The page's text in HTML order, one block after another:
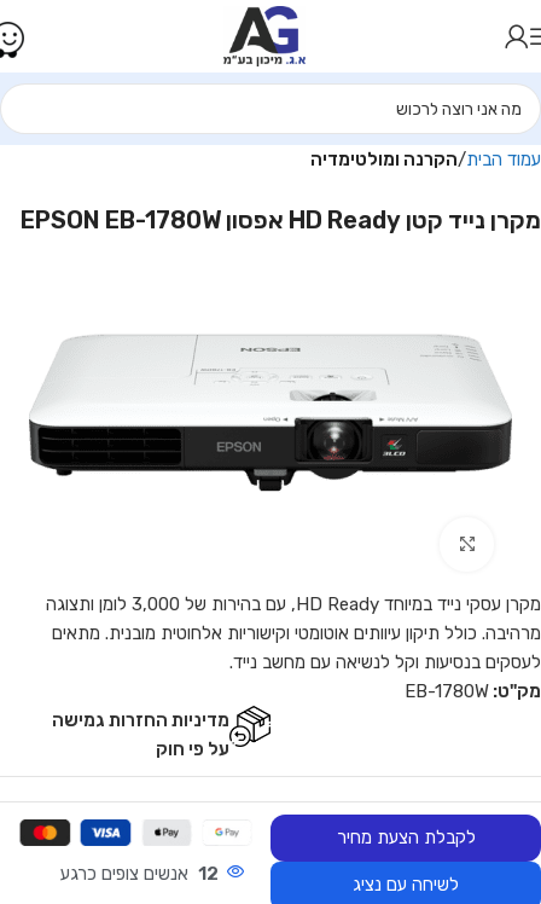
עמוד הבית הקרנה ומולטימדיה
מקרן נייד קטן HD Ready אפסון EPSON EB-1780W
מקרן עסקי נייד במיוחד HD Ready, עם בהירות של 3,000 לומן ותצוגה
מרהיבה. כולל תיקון עיוותים אוטומטי וקישוריות אלחוטית מובנית. מתאים
לעסקים בנסיעות וקל לנשיאה עם מחשב נייד.
מק"ט: EB-1780W
מדיניות החזרות גמישה
על פי חוק
לקבלת הצעת מחיר
לשיחה עם נציג 12 אנשים צופים כרגע